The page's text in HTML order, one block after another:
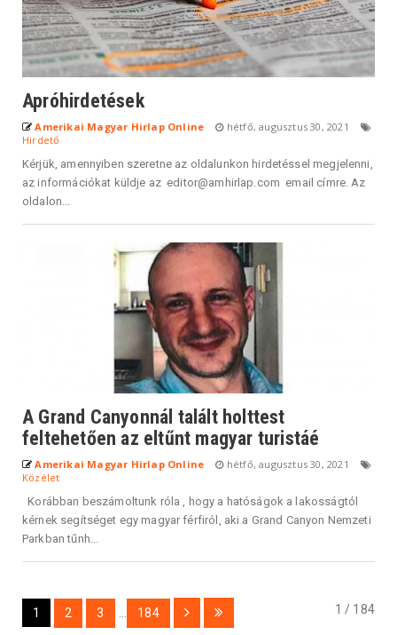
Apróhirdetések
Amerikai Magyar Hirlap Online
hétfő, augusztus 30, 2021
Hirdető
Kérjük, amennyiben szeretne az oldalunkon hirdetéssel megjelenni,
az információkat küldje az editor@amhirlap.com email címre. Az
oldalon...
A Grand Canyonnál talált holttest
feltehetően az eltűnt magyar turistáé
Amerikai Magyar Hirlap Online
hétfő, augusztus 30, 2021
Közélet
Korábban beszámoltunk róla , hogy a hatóságok a lakosságtól
kérnek segítséget egy magyar férfiról, aki a Grand Canyon Nemzeti
Parkban tűnh...
1 / 184
1 2 3 184